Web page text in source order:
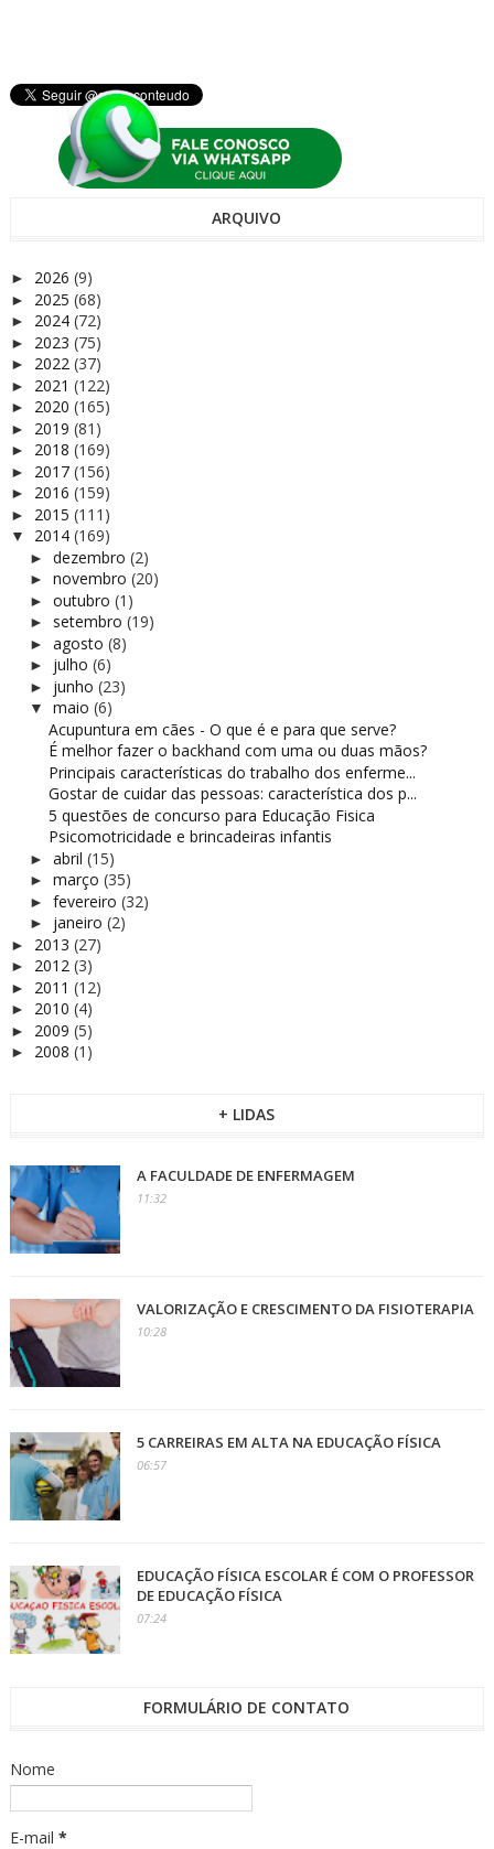
ARQUIVO
► 2026 (9)
► 2025 (68)
► 2024 (72)
► 2023 (75)
► 2022 (37)
► 2021 (122)
► 2020 (165)
► 2019 (81)
► 2018 (169)
► 2017 (156)
► 2016 (159)
► 2015 (111)
▼ 2014 (169)
► dezembro (2)
► novembro (20)
► outubro (1)
► setembro (19)
► agosto (8)
► julho (6)
► junho (23)
▼ maio (6)
Acupuntura em cães - O que é e para que serve?
É melhor fazer o backhand com uma ou duas mãos?
Principais características do trabalho dos enferme...
Gostar de cuidar das pessoas: característica dos p...
5 questões de concurso para Educação Fisica
Psicomotricidade e brincadeiras infantis
► abril (15)
► março (35)
► fevereiro (32)
► janeiro (2)
► 2013 (27)
► 2012 (3)
► 2011 (12)
► 2010 (4)
► 2009 (5)
► 2008 (1)
+ LIDAS
A FACULDADE DE ENFERMAGEM
11:32
VALORIZAÇÃO E CRESCIMENTO DA FISIOTERAPIA
10:28
5 CARREIRAS EM ALTA NA EDUCAÇÃO FÍSICA
06:57
EDUCAÇÃO FÍSICA ESCOLAR É COM O PROFESSOR
DE EDUCAÇÃO FÍSICA
07:24
FORMULÁRIO DE CONTATO
Nome
E-mail *